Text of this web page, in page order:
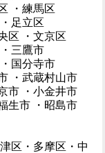
・練馬区
・足立区
区
・文京区
・三鷹市
・国分寺市
・武蔵村山市
市
・小金井市
生市
・昭島市
区・多摩区・中